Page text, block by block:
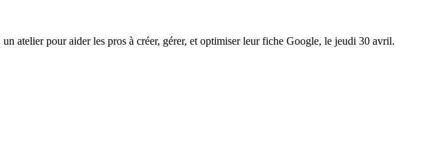
atelier pour aider les pros à créer, gérer, et optimiser leur fiche Google, le jeudi 30 avril.